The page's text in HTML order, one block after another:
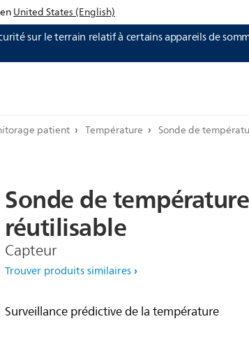
United States (English)
sur le terrain relatif à certains appareils de
patient Température Sonde de
Sondedetempérature
réutilisable
Capteur
Trouver produits similaires
Surveillance prédictive de la température